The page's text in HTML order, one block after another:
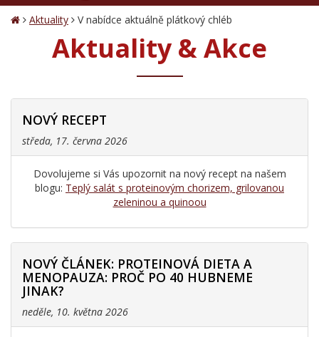
Aktuality V nabídce aktuálně plátkový chléb
Aktuality & Akce
NOVÝ RECEPT
středa, 17. června 2026
Dovolujeme si Vás upozornit na nový recept na našem
blogu: Teplý salát s proteinovým chorizem, grilovanou
zeleninou a quinoou
NOVÝ ČLÁNEK: PROTEINOVÁ DIETA A
MENOPAUZA: PROČ PO 40 HUBNEME
JINAK?
neděle, 10. května 2026